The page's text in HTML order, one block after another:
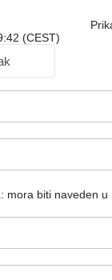
(CEST)
mora biti naveden